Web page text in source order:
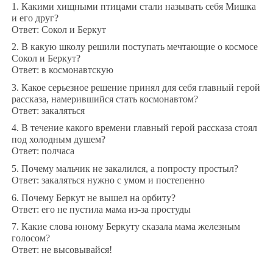
1. Какими хищными птицами стали называть себя Мишка
и его друг?
Ответ: Сокол и Беркут
2. В какую школу решили поступать мечтающие о космосе
Сокол и Беркут?
Ответ: в космонавтскую
3. Какое серьезное решение принял для себя главный герой
рассказа, намерившийся стать космонавтом?
Ответ: закаляться
4. В течение какого времени главный герой рассказа стоял
под холодным душем?
Ответ: полчаса
5. Почему мальчик не закалился, а попросту простыл?
Ответ: закаляться нужно с умом и постепенно
6. Почему Беркут не вышел на орбиту?
Ответ: его не пустила мама из-за простуды
7. Какие слова юному Беркуту сказала мама железным
голосом?
Ответ: не высовывайся!